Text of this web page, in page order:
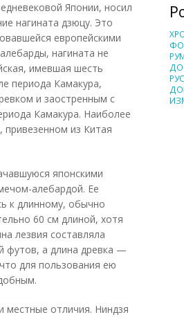
Японии, носил
нагината дзюцу. Это
европейскими
нагината не
имевшая шесть
периода Камакура,
и заостренным с
Камакура. Наиболее
из Китая
японскими
алебардой. Ее
к длинному, обычно
60 см длиной, хотя
лезвия составляла
футов, а длина древка —
для пользования ею
местные отличия. Ниндзя
ДО